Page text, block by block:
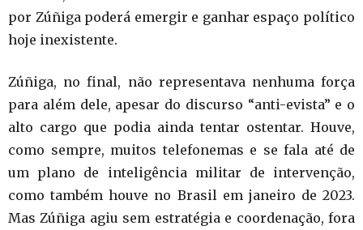
por Zúñiga poderá emergir e ganhar espaço político
hoje inexistente.
Zúñiga, no final, não representava nenhuma força
para além dele, apesar do discurso “anti-evista” e o
alto cargo que podia ainda tentar ostentar. Houve,
como sempre, muitos telefonemas e se fala até de
um plano de inteligência militar de intervenção,
como também houve no Brasil em janeiro de 2023.
Mas Zúñiga agiu sem estratégia e coordenação, fora